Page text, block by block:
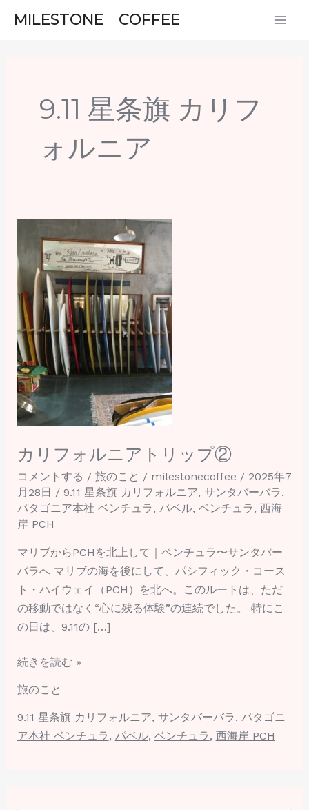
MILESTONE COFFEE
9.11 星条旗 カリフ
ォルニア
カリフォルニアトリップ②
コメントする / 旅のこと / milestonecoffee / 2025年7
月28日 / 9.11 星条旗 カリフォルニア, サンタバーバラ,
パタゴニア本社 ベンチュラ, パベル, ベンチュラ, 西海
岸 PCH
マリブからPCHを北上して｜ベンチュラ〜サンタバー
バラへ マリブの海を後にして、パシフィック・コース
ト・ハイウェイ（PCH）を北へ。このルートは、ただ
の移動ではなく“心に残る体験”の連続でした。 特にこ
の日は、9.11の […]
フ
ル
ニ
ア
ト
リ
ッ
プ
続きを読む »
旅のこと
9.11 星条旗 カリフォルニア, サンタバーバラ, パタゴニ
ア本社 ベンチュラ, パベル, ベンチュラ, 西海岸 PCH